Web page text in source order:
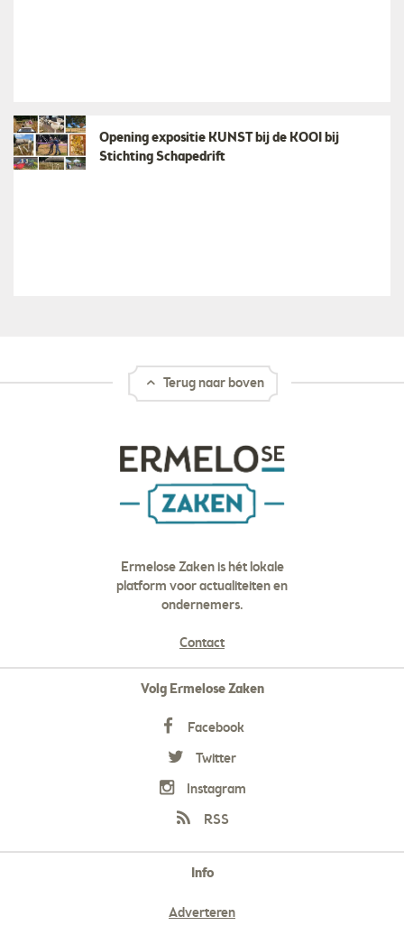
Opening expositie KUNST bij de KOOI bij
Stichting Schapedrift
Terug naar boven
Ermelose Zaken is hét lokale
platform voor actualiteiten en
ondernemers.
Contact
Volg Ermelose Zaken
Facebook
Twitter
Instagram
RSS
Info
Adverteren